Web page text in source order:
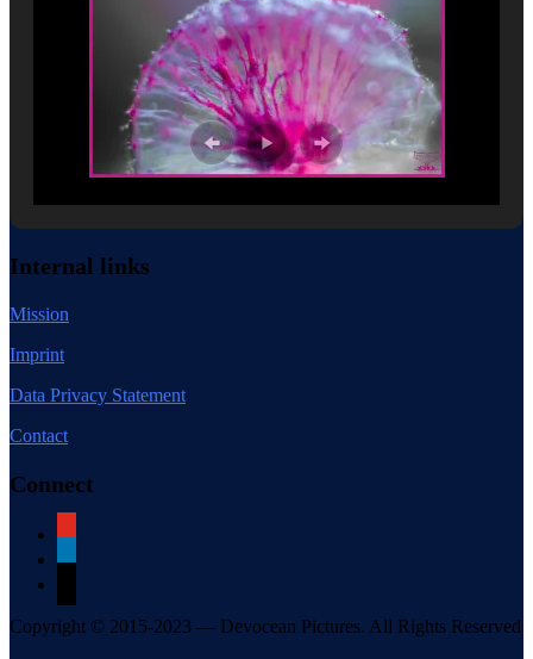
Internal links
Mission
Imprint
Data Privacy Statement
Contact
Connect
Copyright © 2015-2023 — Devocean Pictures. All Rights Reserved